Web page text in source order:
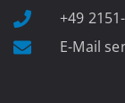
+49
E-Mail